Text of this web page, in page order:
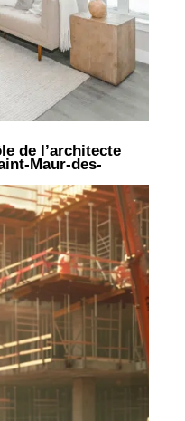
de l’architecte
Maur-des-